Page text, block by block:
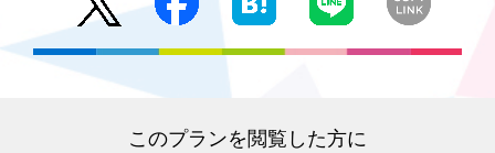
このプランを閲覧した方に